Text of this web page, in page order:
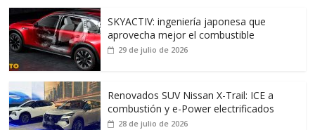
SKYACTIV: ingeniería japonesa que
aprovecha mejor el combustible
29 de julio de 2026
Renovados SUV Nissan X-Trail: ICE a
combustión y e-Power electrificados
28 de julio de 2026